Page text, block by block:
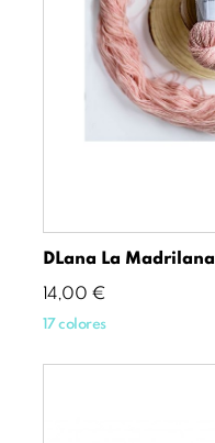
DLana La Madrilana
Precio
14,00 €
17 colores